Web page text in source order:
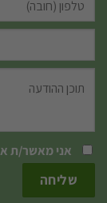
אני מאשר/ת